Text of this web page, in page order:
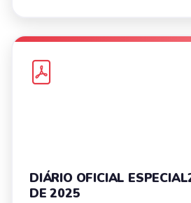
DIÁRIO OFICIAL
DE 2025